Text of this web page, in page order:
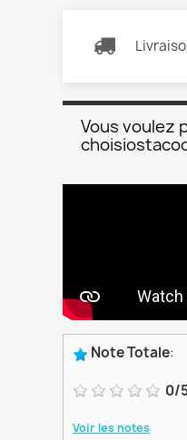
Vous voulez
Note Totale:
0/
Voir les notes